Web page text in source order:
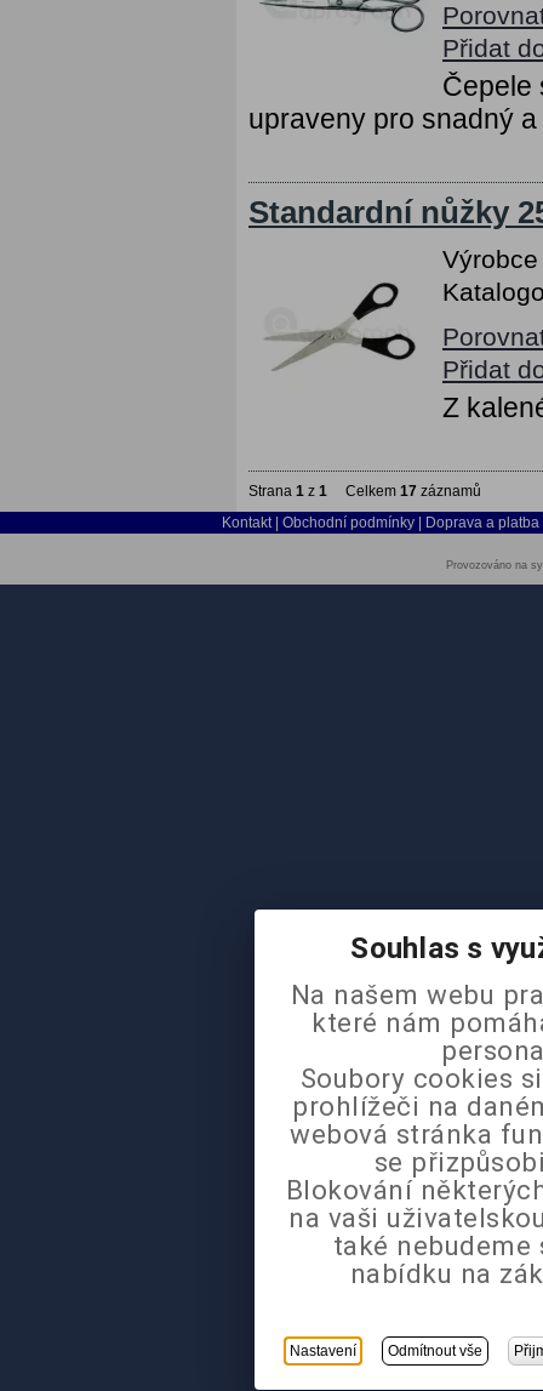
Přidat
Čepele
upraveny pro snadný
Standardní nůžky
Přidat
Z
Strana 1 z 1 Celkem 17 záznamů
Kontakt
Obchodní podmínky Doprava a platba
Provozováno na
Souhlas s
Na našem webu
které nám
Soubory cookies
prohlížeči na
webová stránka
se
Blokování
na vaši
také
nabídku na
Nastavení Odmítnout vše